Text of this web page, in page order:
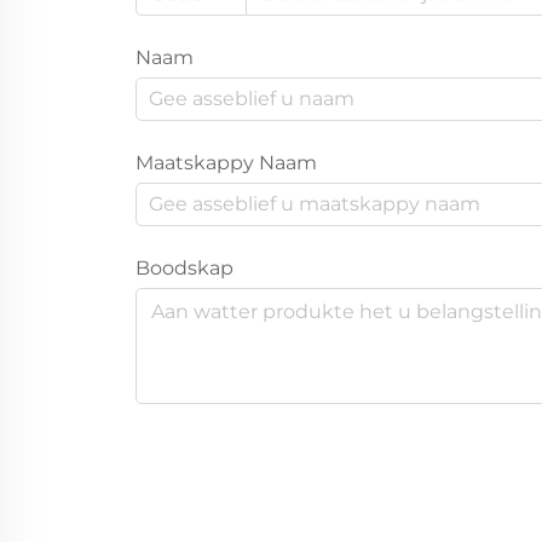
Naam
Maatskappy Naam
Boodskap